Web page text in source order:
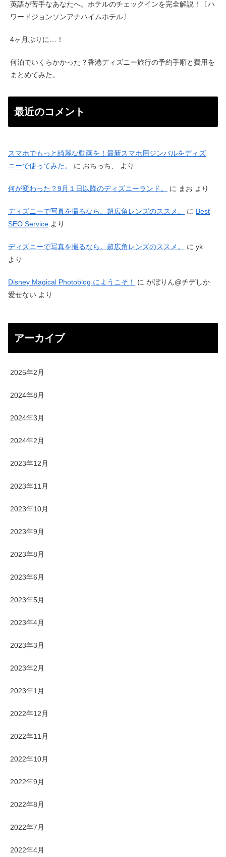
英語が苦手なあなたへ。ホテルのチェックインを完全解説！〔ハ
ワードジョンソンアナハイムホテル〕
4ヶ月ぶりに…！
何泊でいくらかかった？香港ディズニー旅行の予約手順と費用を
まとめてみた。
最近のコメント
スマホでもっと綺麗な動画を！最新スマホ用ジンバルをディズ
ニーで使ってみた。
に おちっち、 より
何が変わった？9月１日以降のディズニーランド。 に まお より
ディズニーで写真を撮るなら。超広角レンズのススメ。 に Best
SEO Service より
ディズニーで写真を撮るなら。超広角レンズのススメ。 に yk
より
Disney Magical Photoblog にようこそ！ に がぼりん@チデしか
愛せない より
アーカイブ
2025年2月
2024年8月
2024年3月
2024年2月
2023年12月
2023年11月
2023年10月
2023年9月
2023年8月
2023年6月
2023年5月
2023年4月
2023年3月
2023年2月
2023年1月
2022年12月
2022年11月
2022年10月
2022年9月
2022年8月
2022年7月
2022年4月